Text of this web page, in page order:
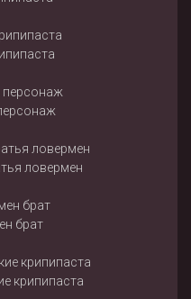
ловермен
брат
крипипаста